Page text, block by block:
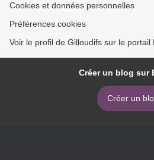
Cookies et données personnelles
Préférences cookies
Voir le profil de Gilloudifs sur le portail
Créer un blog sur
Créer un